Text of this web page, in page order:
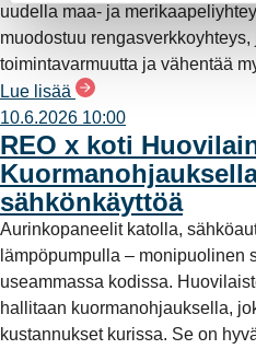
uudella maa- ja
muodostuu
toimintavarmuutta ja vähentää
Lue lisää
10.6.2026 10:00
REO x koti
sähkönkäyttöä
Aurinkopaneelit katolla,
lämpöpumpulla – monipuolinen
useammassa kodissa.
hallitaan kuormanohjauksella,
kustannukset kurissa. Se on